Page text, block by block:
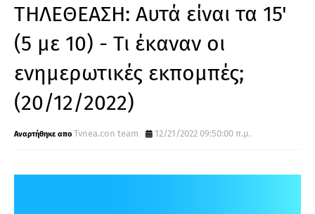
ΤΗΛΕΘΕΑΣΗ: Αυτά είναι τα 15'
(5 με 10) - Τι έκαναν οι
ενημερωτικές εκπομπές;
(20/12/2022)
Tvnea.con team 12/21/2022 09:50:00 π.μ.